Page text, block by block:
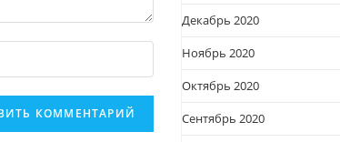
Декабрь 2020
Ноябрь 2020
Октябрь 2020
Сентябрь 2020